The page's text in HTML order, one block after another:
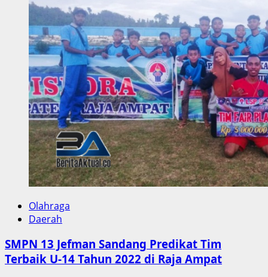
Turnamen
Bola
Volly
Piala
Raja
II
2022
Kembali
Digelar
Olahraga
Daerah
SMPN 13 Jefman Sandang Predikat Tim
Terbaik U-14 Tahun 2022 di Raja Ampat